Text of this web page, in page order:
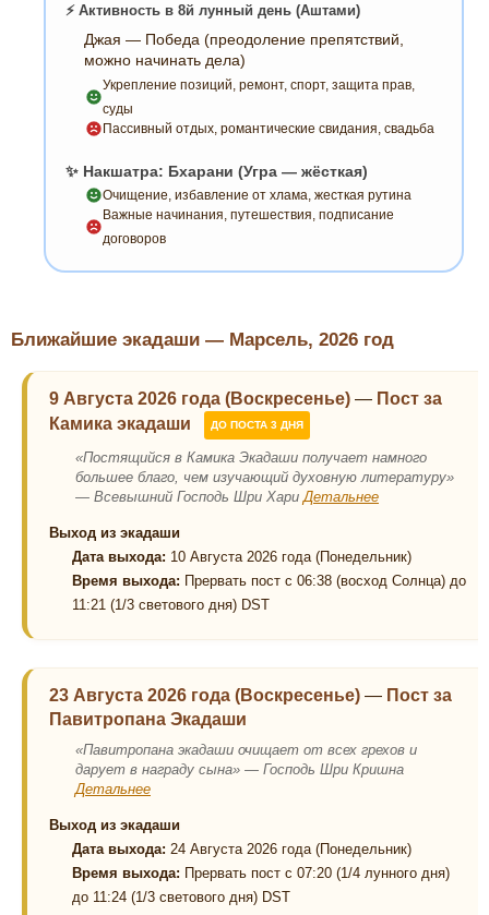
⚡ Активность в 8й лунный день (Аштами)
Джая — Победа (преодоление препятствий,
можно начинать дела)
Укрепление позиций, ремонт, спорт, защита прав,
суды
Пассивный отдых, романтические свидания, свадьба
✨ Накшатра: Бхарани (Угра — жёсткая)
Очищение, избавление от хлама, жесткая рутина
Важные начинания, путешествия, подписание
договоров
Ближайшие экадаши — Марсель, 2026 год
9 Августа 2026 года (Воскресенье) — Пост за
Камика экадаши
ДО ПОСТА 3 ДНЯ
«Постящийся в Камика Экадаши получает намного
большее благо, чем изучающий духовную литературу»
— Всевышний Господь Шри ХариДетальнее
Выход из экадаши
Дата выхода: 10 Августа 2026 года (Понедельник)
Время выхода: Прервать пост с 06:38 (восход Солнца) до
11:21 (1/3 светового дня) DST
23 Августа 2026 года (Воскресенье) — Пост за
Павитропана Экадаши
«Павитропана экадаши очищает от всех грехов и
дарует в награду сына» — Господь Шри Кришна
Детальнее
Выход из экадаши
Дата выхода: 24 Августа 2026 года (Понедельник)
Время выхода: Прервать пост с 07:20 (1/4 лунного дня)
до 11:24 (1/3 светового дня) DST